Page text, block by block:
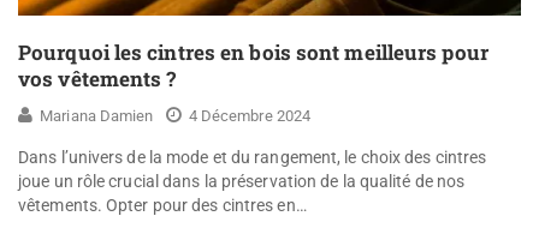
Pourquoi les cintres en bois sont meilleurs pour
vos vêtements ?
Mariana Damien 4 Décembre 2024
Dans l’univers de la mode et du rangement, le choix des cintres
joue un rôle crucial dans la préservation de la qualité de nos
vêtements. Opter pour des cintres en…